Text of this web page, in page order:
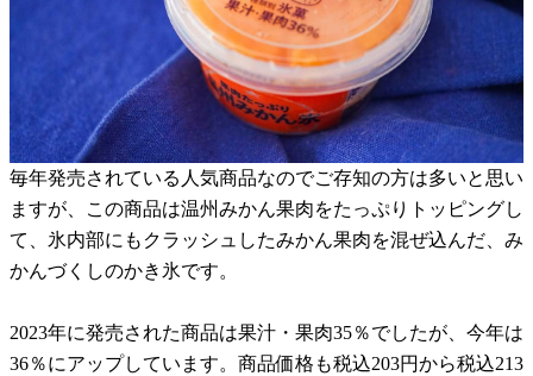
毎年発売されている人気商品なのでご存知の方は多いと思い
ますが、この商品は温州みかん果肉をたっぷりトッピングし
て、氷内部にもクラッシュしたみかん果肉を混ぜ込んだ、み
かんづくしのかき氷です。
2023年に発売された商品は果汁・果肉35％でしたが、今年は
36％にアップしています。商品価格も税込203円から税込213